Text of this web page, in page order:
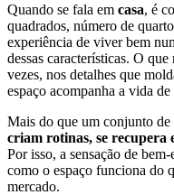
Quando se fala em casa, é
quadrados, número de
experiência de viver bem
dessas características. O
vezes, nos detalhes que
espaço acompanha a vida
Mais do que um conjunto de
criam rotinas, se recupera
Por isso, a sensação de
como o espaço funciona do
mercado.